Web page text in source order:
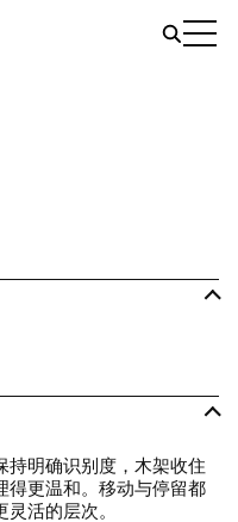
持明确识别度，木架收住
得更温和。移动与停留都
活的层次。